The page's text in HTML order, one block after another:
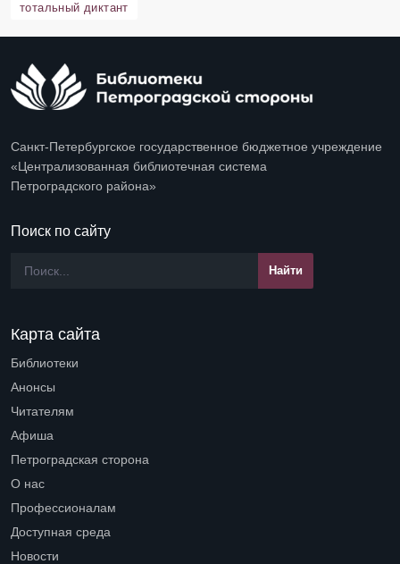
тотальный диктант
Санкт-Петербургское государственное бюджетное учреждение
«Централизованная библиотечная система
Петроградского района»
Поиск по сайту
Карта сайта
Библиотеки
Анонсы
Читателям
Афиша
Петроградская сторона
О нас
Профессионалам
Доступная среда
Новости